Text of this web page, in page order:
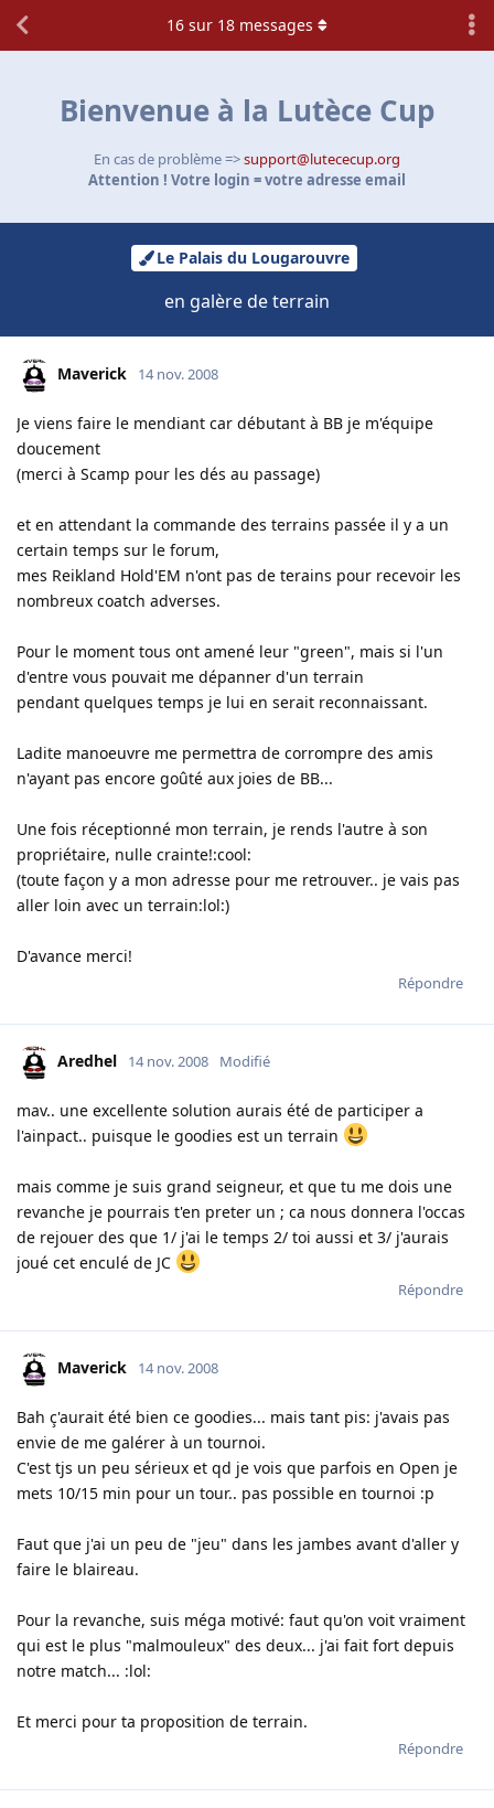
Bienvenue à la Lutèce Cup
En cas de problème =>support@lutececup.org
Attention ! Votre login = votre adresse email
Le Palais du Lougarouvre
en galère de terrain
16 sur 18 messages
Maverick 14 nov. 2008
Je viens faire le mendiant car débutant à BB je m'équipe
doucement
(merci à Scamp pour les dés au passage)
et en attendant la commande des terrains passée il y a un
certain temps sur le forum,
mes Reikland Hold'EM n'ont pas de terains pour recevoir les
nombreux coatch adverses.
Pour le moment tous ont amené leur "green", mais si l'un
d'entre vous pouvait me dépanner d'un terrain
pendant quelques temps je lui en serait reconnaissant.
Ladite manoeuvre me permettra de corrompre des amis
n'ayant pas encore goûté aux joies de BB...
Une fois réceptionné mon terrain, je rends l'autre à son
propriétaire, nulle crainte!:cool:
(toute façon y a mon adresse pour me retrouver.. je vais pas
aller loin avec un terrain:lol:)
D'avance merci!
Répondre
Aredhel 14 nov. 2008 Modifié
mav.. une excellente solution aurais été de participer a
l'ainpact.. puisque le goodies est un terrain
mais comme je suis grand seigneur, et que tu me dois une
revanche je pourrais t'en preter un ; ca nous donnera l'occas
de rejouer des que 1/ j'ai le temps 2/ toi aussi et 3/ j'aurais
joué cet enculé de JC
Répondre
Maverick 14 nov. 2008
Bah ç'aurait été bien ce goodies... mais tant pis: j'avais pas
envie de me galérer à un tournoi.
C'est tjs un peu sérieux et qd je vois que parfois en Open je
mets 10/15 min pour un tour.. pas possible en tournoi :p
Faut que j'ai un peu de "jeu" dans les jambes avant d'aller y
faire le blaireau.
Pour la revanche, suis méga motivé: faut qu'on voit vraiment
qui est le plus "malmouleux" des deux... j'ai fait fort depuis
notre match... :lol:
Et merci pour ta proposition de terrain.
Répondre